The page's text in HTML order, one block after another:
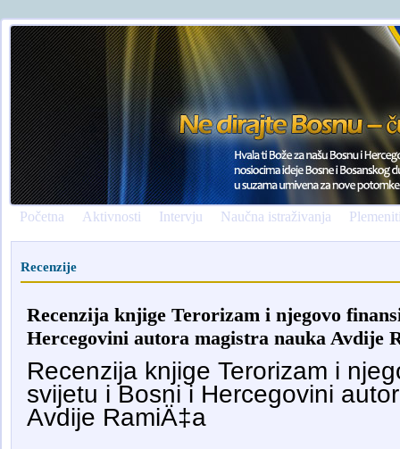
Početna Aktivnosti Intervju Naučna istraživanja
Recenzije
Recenzija knjige Terorizam i njegovo
Hercegovini autora magistra nauka Avdije
Recenzija knjige Terorizam i
svijetu i Bosni i Hercegovini
Avdije RamiÄ‡a